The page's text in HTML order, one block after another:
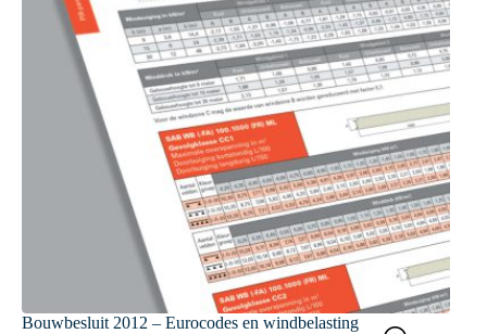
Bouwbesluit 2012 – Eurocodes en windbelasting